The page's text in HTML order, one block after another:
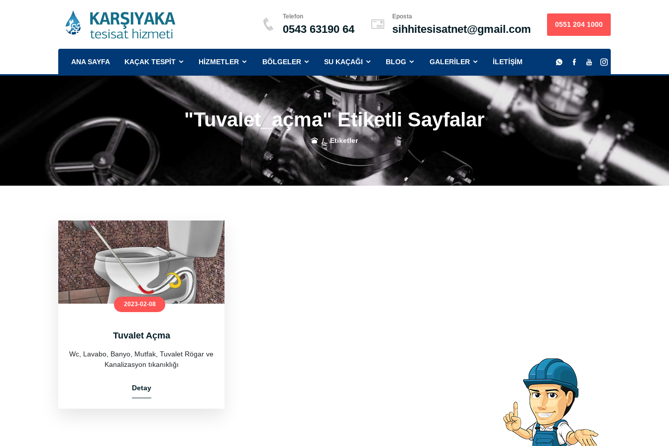
Telefon
0543 63190 64
Eposta
sihhitesisatnet@gmail.com 0551 204 1000
ANA SAYFA KAÇAK TESPİT (CURRENT)HİZMETLER (CURRENT)BÖLGELER (CURRENT)SU KAÇAĞI (CURRENT)
BLOG (CURRENT)GALERİLER İLETİŞİM
"tuvalet_açma" Etiketli Sayfalar
Etiketler
2023-02-08
Tuvalet Açma
Wc, Lavabo, Banyo, Mutfak, Tuvalet Rögar ve
Kanalizasyon tıkanıklığı
Detay